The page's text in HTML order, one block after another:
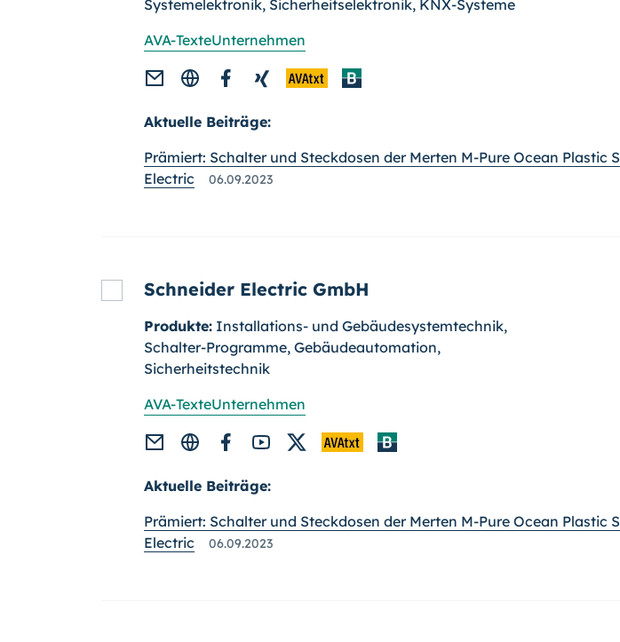
Systemelektronik, Sicherheitselektronik, KNX-Systeme
AVA-TexteUnternehmen
Aktuelle Beiträge:
Prämiert: Schalter und Steckdosen der Merten M-Pure Ocean Plastic
Electric
06.09.2023
Schneider Electric GmbH
Produkte: Installations- und Gebäudesystemtechnik,
Schalter-Programme, Gebäudeautomation,
Sicherheitstechnik
AVA-TexteUnternehmen
Aktuelle Beiträge:
Prämiert: Schalter und Steckdosen der Merten M-Pure Ocean Plastic
Electric
06.09.2023